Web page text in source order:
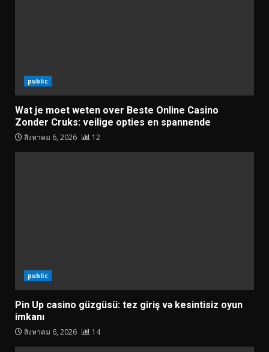
public
Wat je moet weten over Beste Online Casino
Zonder Cruks: veilige opties en spannende
สิงหาคม 6, 2026 12
public
Pin Up casino güzgüsü: tez giriş və kesintisiz oyun
imkanı
สิงหาคม 6, 2026 14